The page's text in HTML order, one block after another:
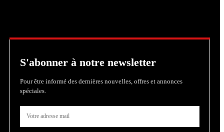
S'abonner à notre newsletter
Pour être informé des dernières nouvelles, offres et annonces
spéciales.